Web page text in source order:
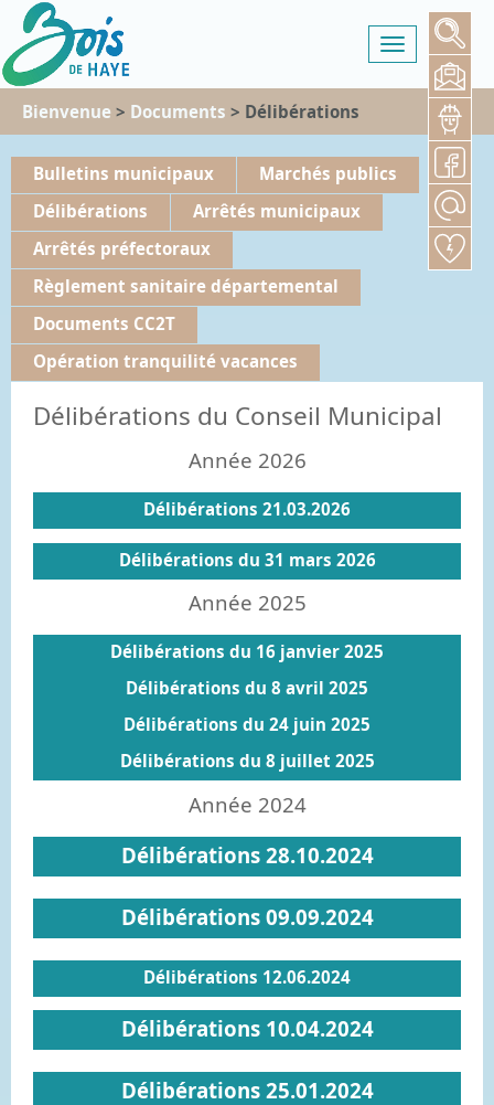
Toggle
navigation
Bienvenue > Documents > Délibérations
Bulletins municipaux
Marchés publics
Délibérations
Arrêtés municipaux
Arrêtés préfectoraux
Règlement sanitaire départemental
Documents CC2T
Opération tranquilité vacances
Délibérations du Conseil Municipal
Année 2026
Délibérations 21.03.2026
Délibérations du 31 mars 2026
Année 2025
Délibérations du 16 janvier 2025
Délibérations du 8 avril 2025
Délibérations du 24 juin 2025
Délibérations du 8 juillet 2025
Année 2024
Délibérations 28.10.2024
Délibérations 09.09.2024
Délibérations 12.06.2024
Délibérations 10.04.2024
Délibérations 25.01.2024